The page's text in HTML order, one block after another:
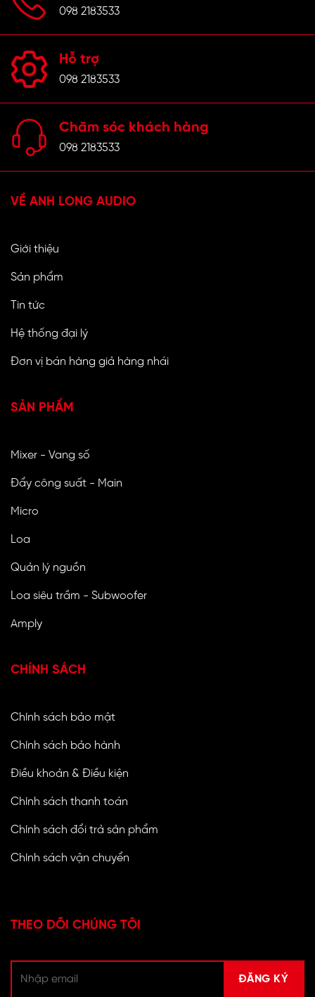
098 2183533
Hỗ trợ
098 2183533
Chăm sóc khách hàng
098 2183533
VỀ ANH LONG AUDIO
Giới thiệu
Sản phẩm
Tin tức
Hệ thống đại lý
Đơn vị bán hàng giả hàng nhái
SẢN PHẨM
Mixer - Vang số
Đẩy công suất - Main
Micro
Loa
Quản lý nguồn
Loa siêu trầm - Subwoofer
Amply
CHÍNH SÁCH
Chính sách bảo mật
Chính sách bảo hành
Điều khoản & Điều kiện
Chính sách thanh toán
Chính sách đổi trả sản phẩm
Chính sách vận chuyển
THEO DÕI CHÚNG TÔI